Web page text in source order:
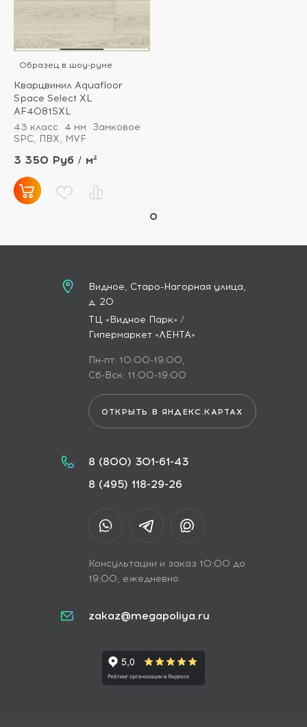
Образец в шоу-руме
Кварцвинил Aquafloor
Space Select XL
AF4081SXL
43 класс
4 мм
Замковое
SPC, ПВХ, MVF
3 350 Руб / м²
Видное, Старо-Нагорная улица,
д. 20
ТЦ «Видное Парк» /
Гипермаркет «ЛЕНТА»
Пн-пт: 10:00-19:00,
Сб-Вск: 11:00-19:00
ОТКРЫТЬ В ЯНДЕКС.КАРТАХ
8 (800) 301-61-43
8 (495) 118-29-26
Консультации и заказ 10:00 до
19:00, ежедневно
zakaz@megapoliya.ru